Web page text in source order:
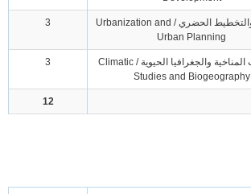
العمران والتخطيط الحضري / Urbanization and
Urban Planning
3
الدراسات المناخية والجغرافيا الحيوية / Climatic
Studies and Biogeography
3
12